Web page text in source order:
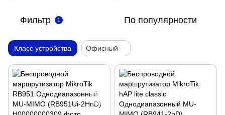
Фильтр 1 По популярности
Класс устройства Офисный